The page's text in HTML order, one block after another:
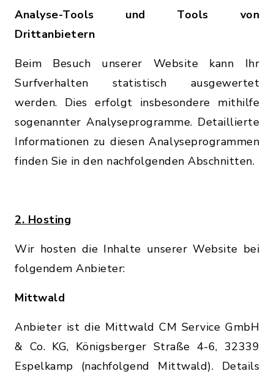
Analyse-Tools und Tools von
Drittanbietern
Beim Besuch unserer Website kann Ihr
Surfverhalten statistisch ausgewertet
werden. Dies erfolgt insbesondere mithilfe
sogenannter Analyseprogramme. Detaillierte
Informationen zu diesen Analyseprogrammen
finden Sie in den nachfolgenden Abschnitten.
2. Hosting
Wir hosten die Inhalte unserer Website bei
folgendem Anbieter:
Mittwald
Anbieter ist die Mittwald CM Service GmbH
& Co. KG, Königsberger Straße 4-6, 32339
Espelkamp (nachfolgend Mittwald). Details